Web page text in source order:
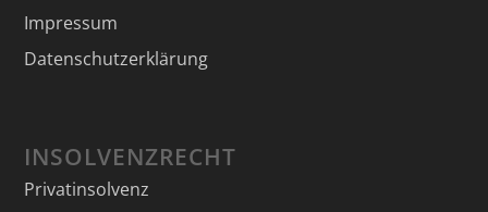
Impressum
Datenschutzerklärung
INSOLVENZRECHT
Privatinsolvenz